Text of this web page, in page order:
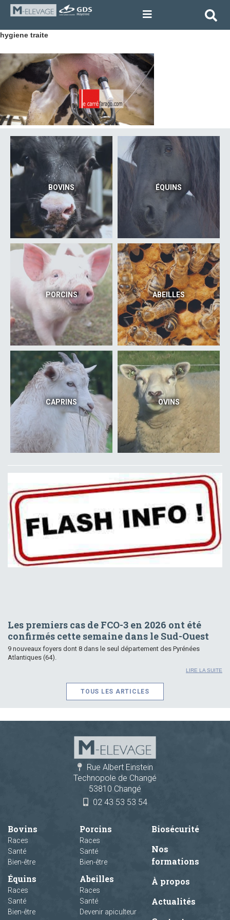
hygiene traite
BOVINS ÉQUINS
PORCINS ABEILLES
CAPRINS OVINS
Les premiers cas de FCO-3 en 2026 ont été
confirmés cette semaine dans le Sud-Ouest
9 nouveaux foyers dont 8 dans le seul département des Pyrénées
Atlantiques (64).
LIRE LA SUITE
TOUS LES ARTICLES
Rue Albert Einstein
Technopole de Changé
53810 Changé
02 43 53 53 54
Bovins
Races
Santé
Bien-être
Équins
Races
Santé
Bien-être
Porcins
Races
Santé
Bien-être
Abeilles
Races
Santé
Devenir apiculteur
Biosécurité
Nos
formations
À propos
Actualités